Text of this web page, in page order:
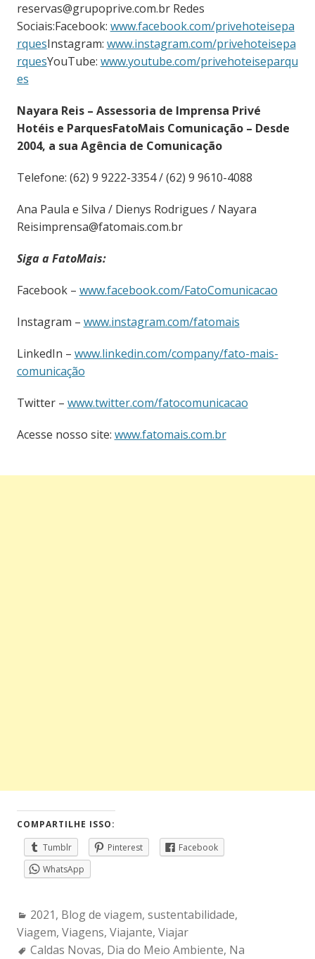
reservas@grupoprive.com.br Redes
Sociais:Facebook: www.facebook.com/privehoteisepa
rquesInstagram: www.instagram.com/privehoteisepa
rquesYouTube: www.youtube.com/privehoteiseparqu
es
Nayara Reis – Assessoria de Imprensa Privé
Hotéis e ParquesFatoMais Comunicação – Desde
2004, a sua Agência de Comunicação
Telefone: (62) 9 9222-3354 / (62) 9 9610-4088
Ana Paula e Silva / Dienys Rodrigues / Nayara
Reisimprensa@fatomais.com.br
Siga a FatoMais:
Facebook – www.facebook.com/FatoComunicacao
Instagram – www.instagram.com/fatomais
LinkedIn – www.linkedin.com/company/fato-mais-
comunicação
Twitter – www.twitter.com/fatocomunicacao
Acesse nosso site: www.fatomais.com.br
COMPARTILHE ISSO:
Tumblr
Pinterest
Facebook
WhatsApp
Categories:
2021, Blog de viagem, sustentabilidade,
Viagem, Viagens, Viajante, Viajar
Tags:
Caldas Novas, Dia do Meio Ambiente, Na